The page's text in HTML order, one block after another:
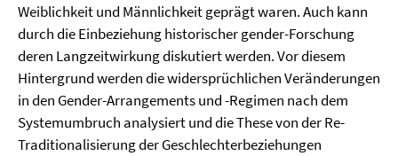
Weiblichkeit und Männlichkeit geprägt waren. Auch kann
durch die Einbeziehung historischer gender-Forschung
deren Langzeitwirkung diskutiert werden. Vor diesem
Hintergrund werden die widersprüchlichen Veränderungen
in den Gender-Arrangements und -Regimen nach dem
Systemumbruch analysiert und die These von der Re-
Traditionalisierung der Geschlechterbeziehungen